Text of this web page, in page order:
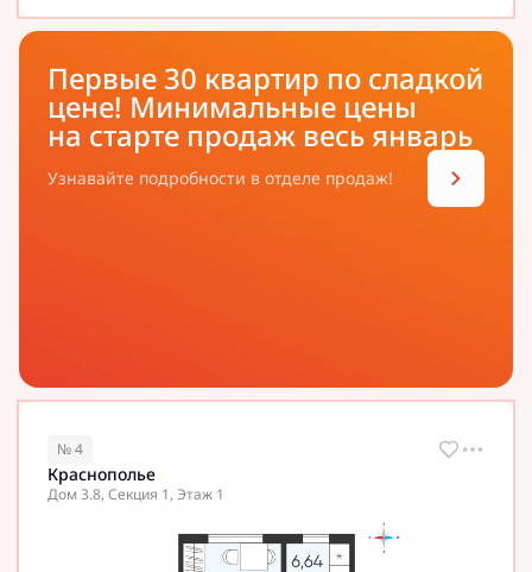
Первые 30 квартир по сладкой
цене! Минимальные цены
на старте продаж весь январь
Узнавайте подробности в отделе продаж!
№ 4
Краснополье
Дом 3.8, Секция 1, Этаж 1